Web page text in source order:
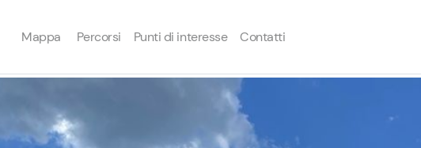
Mappa Percorsi Punti di interesse Contatti